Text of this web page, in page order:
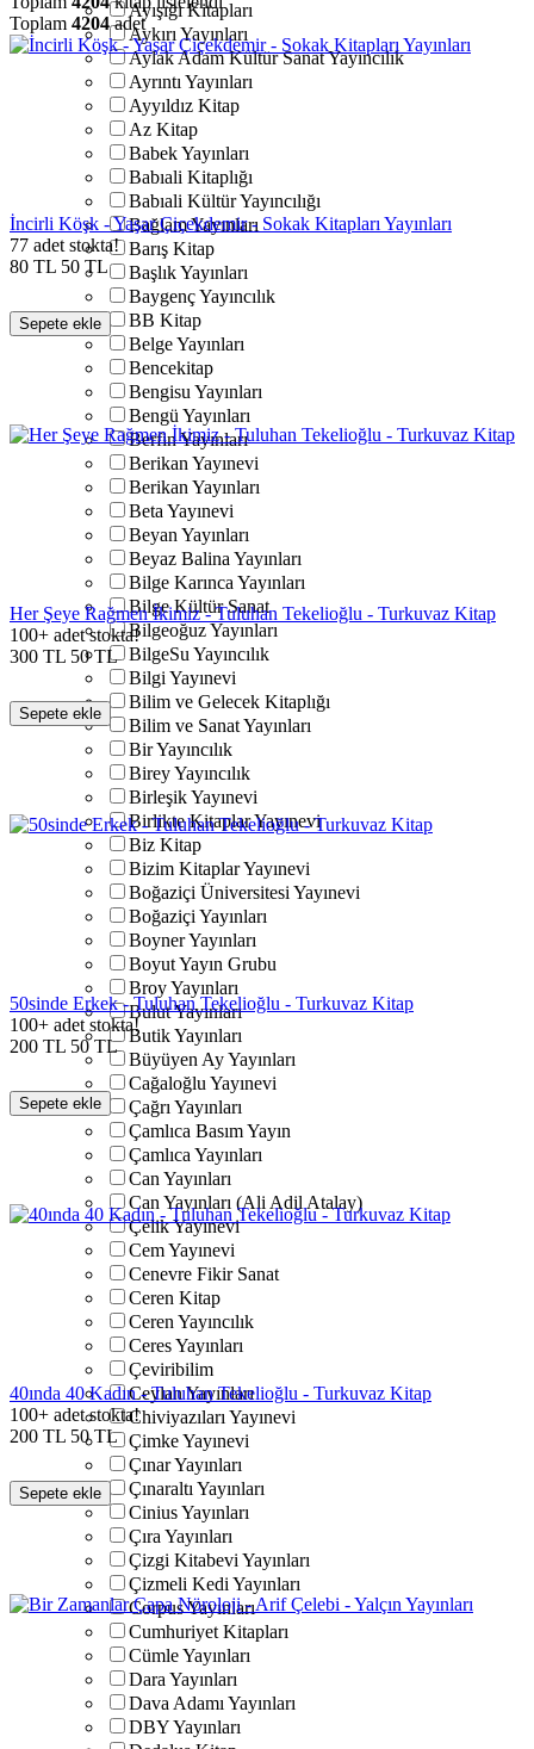
Ayışığı Kitapları
Aykırı Yayınları
Aylak Adam Kültür Sanat Yayıncılık
Ayrıntı Yayınları
Ayyıldız Kitap
Az Kitap
Babek Yayınları
Babıali Kitaplığı
Babıali Kültür Yayıncılığı
Bağlam Yayınları
Barış Kitap
Başlık Yayınları
Baygenç Yayıncılık
BB Kitap
Belge Yayınları
Bencekitap
Bengisu Yayınları
Bengü Yayınları
Berfin Yayınları
Berikan Yayınevi
Berikan Yayınları
Beta Yayınevi
Beyan Yayınları
Beyaz Balina Yayınları
Bilge Karınca Yayınları
Bilge Kültür Sanat
Bilgeoğuz Yayınları
BilgeSu Yayıncılık
Bilgi Yayınevi
Bilim ve Gelecek Kitaplığı
Bilim ve Sanat Yayınları
Bir Yayıncılık
Birey Yayıncılık
Birleşik Yayınevi
Birlikte Kitaplar Yayınevi
Biz Kitap
Bizim Kitaplar Yayınevi
Boğaziçi Üniversitesi Yayınevi
Boğaziçi Yayınları
Boyner Yayınları
Boyut Yayın Grubu
Broy Yayınları
Bulut Yayınları
Butik Yayınları
Büyüyen Ay Yayınları
Cağaloğlu Yayınevi
Çağrı Yayınları
Çamlıca Basım Yayın
Çamlıca Yayınları
Can Yayınları
Can Yayınları (Ali Adil Atalay)
Çelik Yayınevi
Cem Yayınevi
Cenevre Fikir Sanat
Ceren Kitap
Ceren Yayıncılık
Ceres Yayınları
Çeviribilim
Ceylan Yayınları
Chiviyazıları Yayınevi
Çimke Yayınevi
Çınar Yayınları
Çınaraltı Yayınları
Cinius Yayınları
Çıra Yayınları
Çizgi Kitabevi Yayınları
Çizmeli Kedi Yayınları
Corpus Yayınları
Cumhuriyet Kitapları
Cümle Yayınları
Dara Yayınları
Dava Adamı Yayınları
DBY Yayınları
Toplam 4204adet
İncirli Köşk - Yaşar Çiçekdemir - Sokak Kitapları Yayınları
77 adet stokta!
80 TL 50 TL
Sepete ekle
Her Şeye Rağmen İkimiz - Tuluhan Tekelioğlu - Turkuvaz Kitap
100+ adet stokta!
300 TL 50 TL
Sepete ekle
50sinde Erkek - Tuluhan Tekelioğlu - Turkuvaz Kitap
100+ adet stokta!
200 TL 50 TL
Sepete ekle
40ında 40 Kadın - Tuluhan Tekelioğlu - Turkuvaz Kitap
100+ adet stokta!
200 TL 50 TL
Sepete ekle